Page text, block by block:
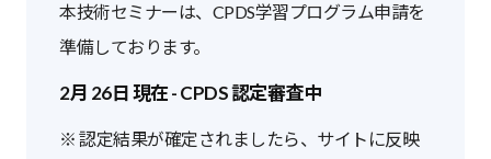
本技術セミナーは、CPDS学習プログラム申請を
準備しております。
2月 26日 現在 - CPDS 認定審査中
※ 認定結果が確定されましたら、サイトに反映